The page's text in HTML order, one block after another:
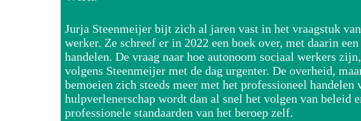
Jurja Steenmeijer bijt zich al jaren vast in het vraagstuk
werker. Ze schreef er in 2022 een boek over, met daarin
handelen. De vraag naar hoe autonoom sociaal werkers
volgens Steenmeijer met de dag urgenter. De overheid,
bemoeien zich steeds meer met het professioneel handelen
hulpverlenerschap wordt dan al snel het volgen van beleid
professionele standaarden van het beroep zelf.